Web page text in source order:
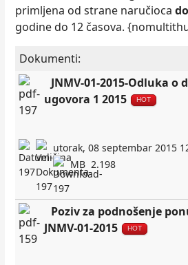
primljena od strane naručioca
godine do 12 časova.
Dokumenti:
JNMV-01-2015-Odluka o
ugovora 1 2015
HOT
utorak, 08 septembar 2015
MB 2.198
Poziv za podnošenje
JNMV-01-2015
HOT